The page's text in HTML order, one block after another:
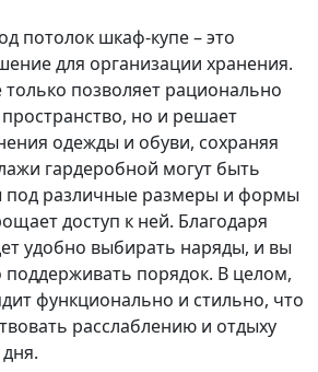
потолок шкаф-купе – это
для организации хранения.
позволяет рационально
но и решает
одежды и обуви, сохраняя
гардеробной могут быть
под различные размеры и формы
доступ к ней. Благодаря
удобно выбирать наряды, и вы
поддерживать порядок. В целом,
функционально и стильно, что
расслаблению и отдыху